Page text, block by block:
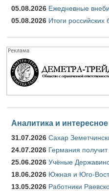
05.08.2026 Ежедневные
05.08.2026 Итоги
Аналитика и
31.07.2026 Сахар
24.07.2026 Германия
25.06.2026 Учёные
18.06.2026 Южная и Юго-
13.05.2026 Работники